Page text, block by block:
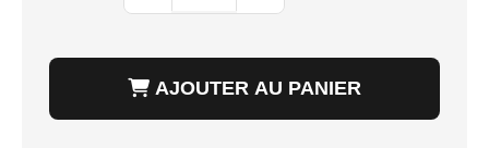
AJOUTER AU PANIER